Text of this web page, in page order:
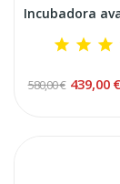
580,00 € 439,00 €